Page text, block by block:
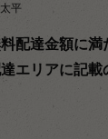
太平
配達金額に満
エリアに記載